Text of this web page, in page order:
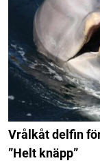
Vrålkåt delfin
”Helt knäpp”